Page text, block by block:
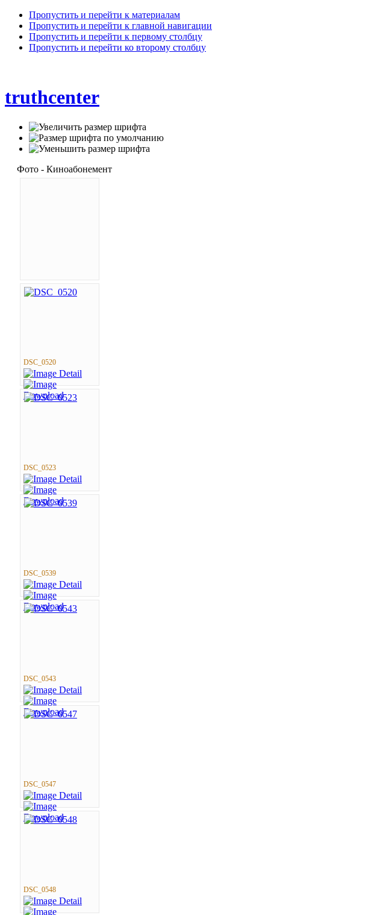
Пропустить и перейти к материалам
Пропустить и перейти к главной навигации
Пропустить и перейти к первому столбцу
Пропустить и перейти ко второму столбцу
truthcenter
Фото - Киноабонемент
DSC_0520
DSC_0523
DSC_0539
DSC_0543
DSC_0547
DSC_0548